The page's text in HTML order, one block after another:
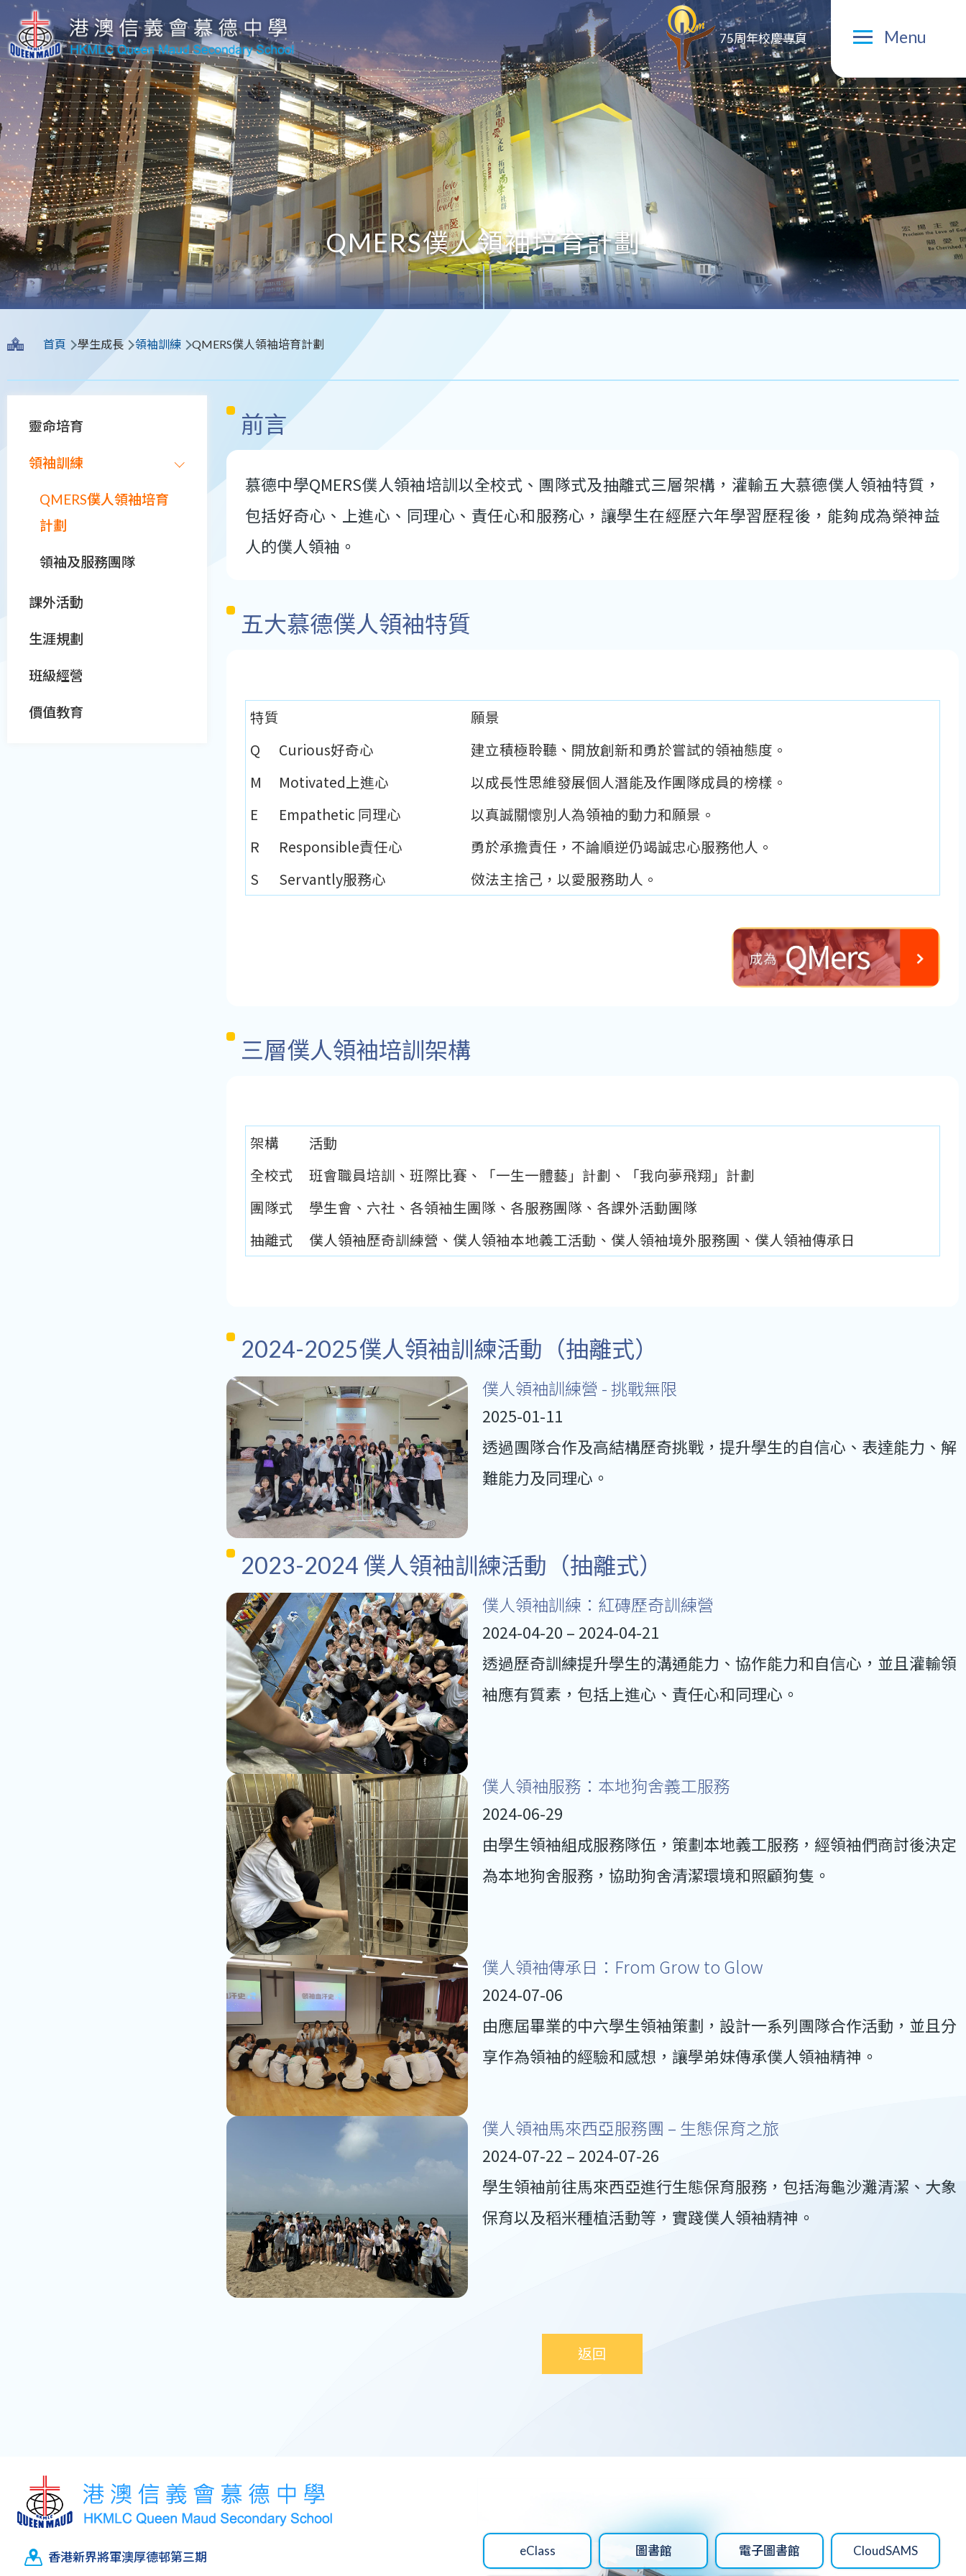
移至主內容
75周年校慶專頁 Menu
QMERS僕人領袖培育計劃
導
連
結
首頁 學生成長 領袖訓練 QMERS僕人領袖培育計劃
前言
慕德中學QMERS僕人領袖培訓以全校式、團隊式及抽離式三層架構，灌輸五大慕德僕人領袖特質，
包括好奇心、上進心、同理心、責任心和服務心，讓學生在經歷六年學習歷程後，能夠成為榮神益
人的僕人領袖。
五大慕德僕人領袖特質
特質​
願景
Q
Curious好奇心​
建立積極聆聽、開放創新和勇於嘗試的領袖態度。
M​
Motivated上進心​​
以成長性思維發展個人潛能及作團隊成員的榜樣。
E​
Empathetic ​同理心
以真誠關懷別人為領袖的動力和願景。
R​
Responsible​責任心
勇於承擔責任，不論順逆仍竭誠忠心服務他人。
S​
Servantly​服務心 傚法主捨己，以愛服務助人。
三層僕人領袖培訓架構
架構
活動
全校式
班會職員培訓、班際比賽、「一生一體藝」計劃、「我向夢飛翔」計劃
團隊式
學生會、六社、各領袖生團隊、各服務團隊、各課外活動團隊
抽離式
僕人領袖歷奇訓練營、僕人領袖本地義工活動、僕人領袖境外服務團、僕人領袖傳承日
2024-2025僕人領袖訓練活動（抽離式）
僕人領袖訓練營 - 挑戰無限
2025-01-11
透過團隊合作及高結構歷奇挑戰，提升學生的自信心、表達能力、解
難能力及同理心。
2023-2024 僕人領袖訓練活動（抽離式）
僕人領袖訓練：紅磚歷奇訓練營
2024-04-20 – 2024-04-21
透過歷奇訓練提升學生的溝通能力、協作能力和自信心，並且灌輸領
袖應有質素，包括上進心、責任心和同理心。
僕人領袖服務：本地狗舍義工服務
2024-06-29
由學生領袖組成服務隊伍，策劃本地義工服務，經領袖們商討後決定
為本地狗舍服務，協助狗舍清潔環境和照顧狗隻。
僕人領袖傳承日：From Grow to Glow
2024-07-06
由應屆畢業的中六學生領袖策劃，設計一系列團隊合作活動，並且分
享作為領袖的經驗和感想，讓學弟妹傳承僕人領袖精神。
僕人領袖馬來西亞服務團 – 生態保育之旅
2024-07-22 – 2024-07-26
學生領袖前往馬來西亞進行生態保育服務，包括海龜沙灘清潔、大象
保育以及稻米種植活動等，實踐僕人領袖精神。
返回
Main
navigation
靈命培育
領袖訓練
QMERS僕人領袖培育
計劃
領袖及服務團隊
課外活動
生涯規劃
班級經營
價值教育
香港新界將軍澳厚德邨第三期
eClass 圖書館 電子圖書館 CloudSAMS